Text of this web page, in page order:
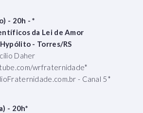
- 20h - *
da Lei de Amor
- Torres/RS
Daher
wrfraternidade*
- Canal 5*
- 20h*